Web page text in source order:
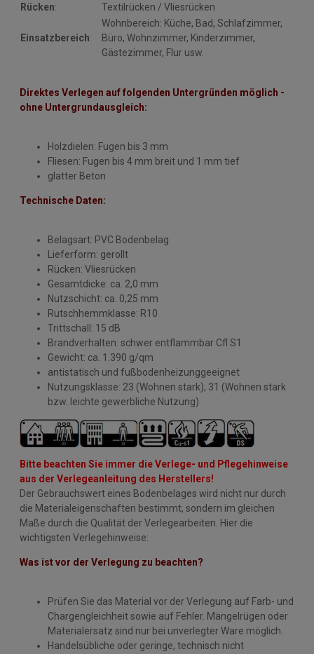
Rücken: Textilrücken / Vliesrücken
Einsatzbereich:
Wohnbereich: Küche, Bad, Schlafzimmer,
Büro, Wohnzimmer, Kinderzimmer,
Gästezimmer, Flur usw.
Direktes Verlegen auf folgenden Untergründen möglich -
ohne Untergrundausgleich:
Holzdielen: Fugen bis 3 mm
Fliesen: Fugen bis 4 mm breit und 1 mm tief
glatter Beton
Technische Daten:
Belagsart: PVC Bodenbelag
Lieferform: gerollt
Rücken: Vliesrücken
Gesamtdicke: ca. 2,0 mm
Nutzschicht: ca. 0,25 mm
Rutschhemmklasse: R10
Trittschall: 15 dB
Brandverhalten: schwer entflammbar Cfl S1
Gewicht: ca. 1.390 g/qm
antistatisch und fußbodenheizunggeeignet
Nutzungsklasse: 23 (Wohnen stark), 31 (Wohnen stark
bzw. leichte gewerbliche Nutzung)
Bitte beachten Sie immer die Verlege- und Pflegehinweise
aus der Verlegeanleitung des Herstellers!
Der Gebrauchswert eines Bodenbelages wird nicht nur durch
die Materialeigenschaften bestimmt, sondern im gleichen
Maße durch die Qualität der Verlegearbeiten. Hier die
wichtigsten Verlegehinweise:
Was ist vor der Verlegung zu beachten?
Prüfen Sie das Material vor der Verlegung auf Farb- und
Chargengleichheit sowie auf Fehler. Mängelrügen oder
Materialersatz sind nur bei unverlegter Ware möglich.
Handelsübliche oder geringe, technisch nicht